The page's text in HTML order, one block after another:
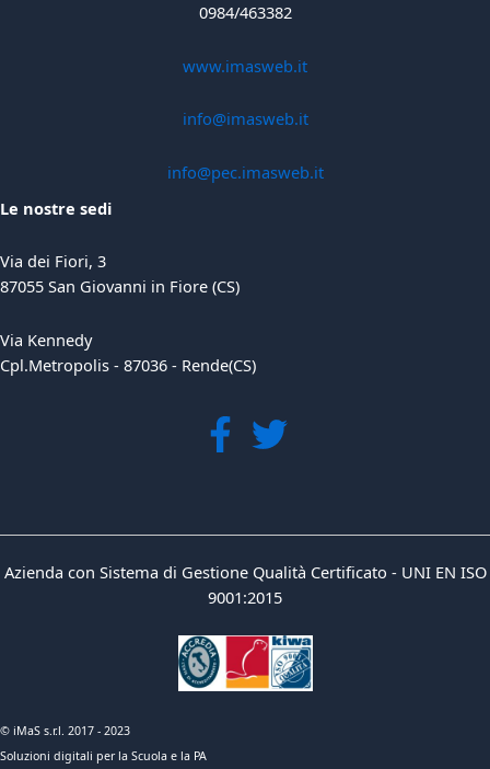
0984/463382
www.imasweb.it
info@imasweb.it
info@pec.imasweb.it
Le nostre sedi
Via dei Fiori, 3
87055 San Giovanni in Fiore (CS)
Via Kennedy
Cpl.Metropolis - 87036 - Rende(CS)
Azienda con Sistema di Gestione Qualità Certificato - UNI EN ISO
9001:2015
© iMaS s.r.l. 2017 - 2023
Soluzioni digitali per la Scuola e la PA